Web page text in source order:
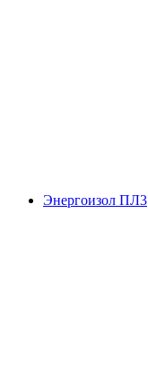
Энергоизол ПЛ3